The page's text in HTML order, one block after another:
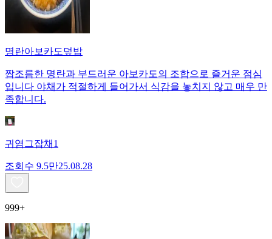
명란아보카도덮밥
짭조름한 명란과 부드러운 아보카도의 조합으로 즐거운 점심
입니다 야채가 적절하게 들어가서 식감을 놓치지 않고 매우 만
족합니다.
귀염그잡채1
조회수 9.5만25.08.28
999+